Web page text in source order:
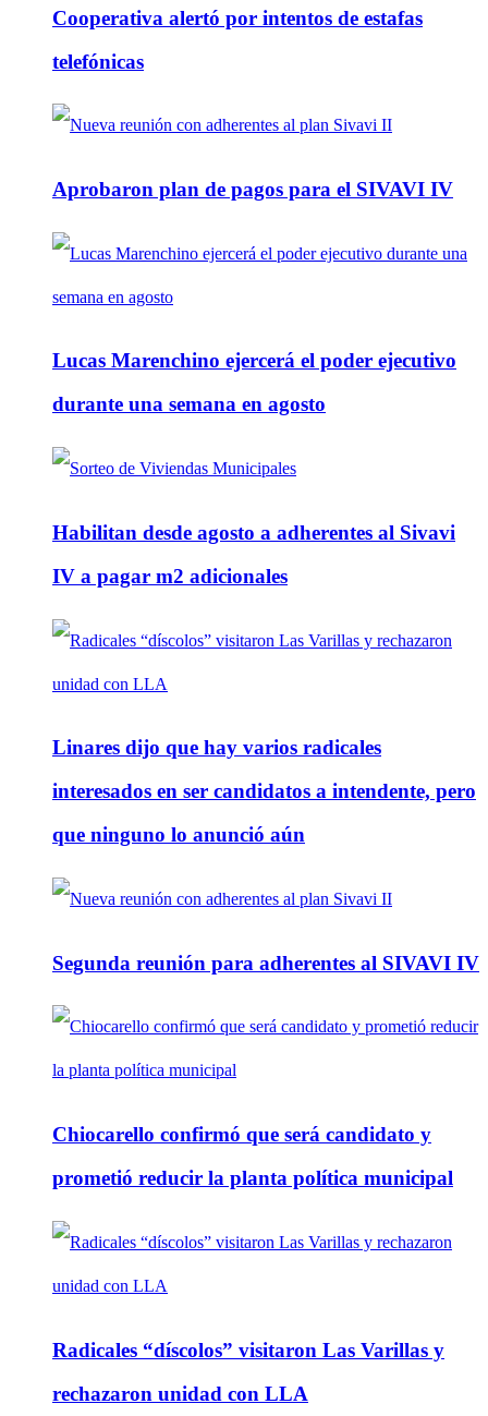
Cooperativa alertó por intentos de estafas
telefónicas
Aprobaron plan de pagos para el SIVAVI IV
Lucas Marenchino ejercerá el poder ejecutivo
durante una semana en agosto
Habilitan desde agosto a adherentes al Sivavi
IV a pagar m2 adicionales
Linares dijo que hay varios radicales
interesados en ser candidatos a intendente, pero
que ninguno lo anunció aún
Segunda reunión para adherentes al SIVAVI IV
Chiocarello confirmó que será candidato y
prometió reducir la planta política municipal
Radicales “díscolos” visitaron Las Varillas y
rechazaron unidad con LLA